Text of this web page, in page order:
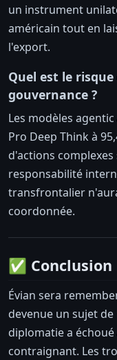
un instrument
américain tout en
l'export.
Quel est le
gouvernance ?
Les modèles agentic
Pro Deep Think à
d'actions
responsabilité
transfrontalier
coordonnée.
✅ Conclusion
Évian sera
devenue un sujet
diplomatie a
contraignant. Les